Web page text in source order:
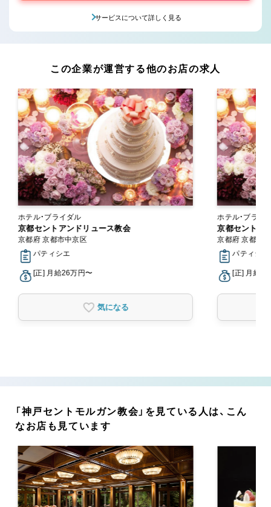
サービスについて詳しく見る
この企業が運営する他のお店の求人
ホテル・ブライダル
京都セントアンドリュース教会
京都府 京都市中京区
パティシエ
[正] 月給26万円〜
気になる
ホテル・ブライ
京都セントア
京都府 京都市
パティシエ
[正] 月給
「神戸セントモルガン教会」を見ている人は、こん
なお店も見ています